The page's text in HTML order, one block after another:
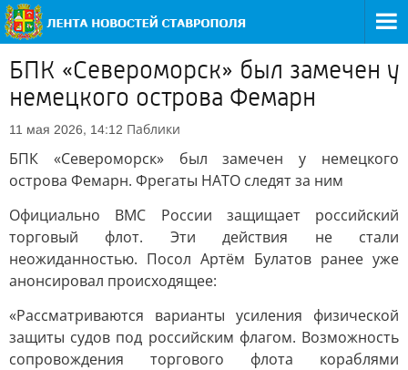
БПК «Североморск» был замечен у
немецкого острова Фемарн
11 мая 2026, 14:12 Паблики
БПК «Североморск» был замечен у немецкого
острова Фемарн. Фрегаты НАТО следят за ним
Официально ВМС России защищает российский
торговый флот. Эти действия не стали
неожиданностью. Посол Артём Булатов ранее уже
анонсировал происходящее:
«Рассматриваются варианты усиления физической
защиты судов под российским флагом. Возможность
сопровождения торгового флота кораблями